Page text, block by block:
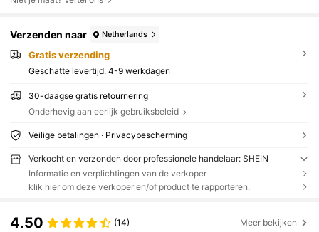
Verzenden naar Netherlands
Gratis verzending
Geschatte levertijd: 4-9 werkdagen
30-daagse gratis retournering
Onderhevig aan eerlijk gebruiksbeleid
Veilige betalingen · Privacybescherming
Verkocht en verzonden door professionele handelaar: SHEIN
Informatie en verplichtingen van de verkoper
klik hier om deze verkoper en/of product te rapporteren.
4.50 (14) Meer bekijken